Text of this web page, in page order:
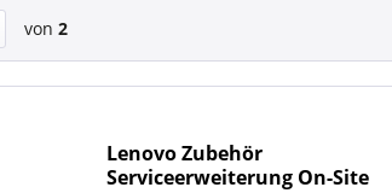
von 2
Lenovo Zubehör
Serviceerweiterung On-Site